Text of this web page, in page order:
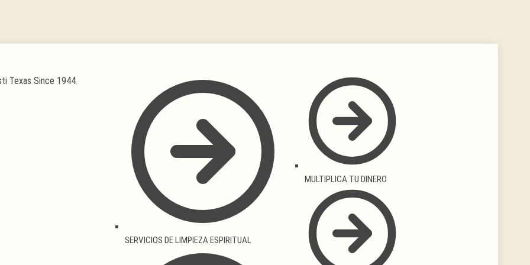
SERVICIOS DE LIMPIEZA ESPIRITUAL
MULTIPLICA TU DINERO